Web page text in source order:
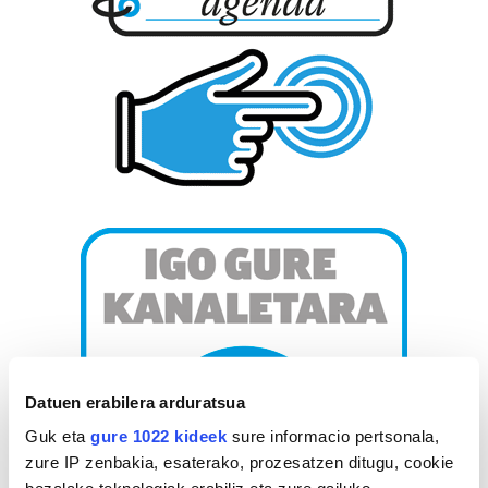
Datuen erabilera arduratsua
Guk eta gure 1022 kideek sure informacio pertsonala,
zure IP zenbakia, esaterako, prozesatzen ditugu, cookie